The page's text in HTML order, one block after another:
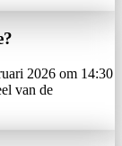
2026 om 14:30
van de